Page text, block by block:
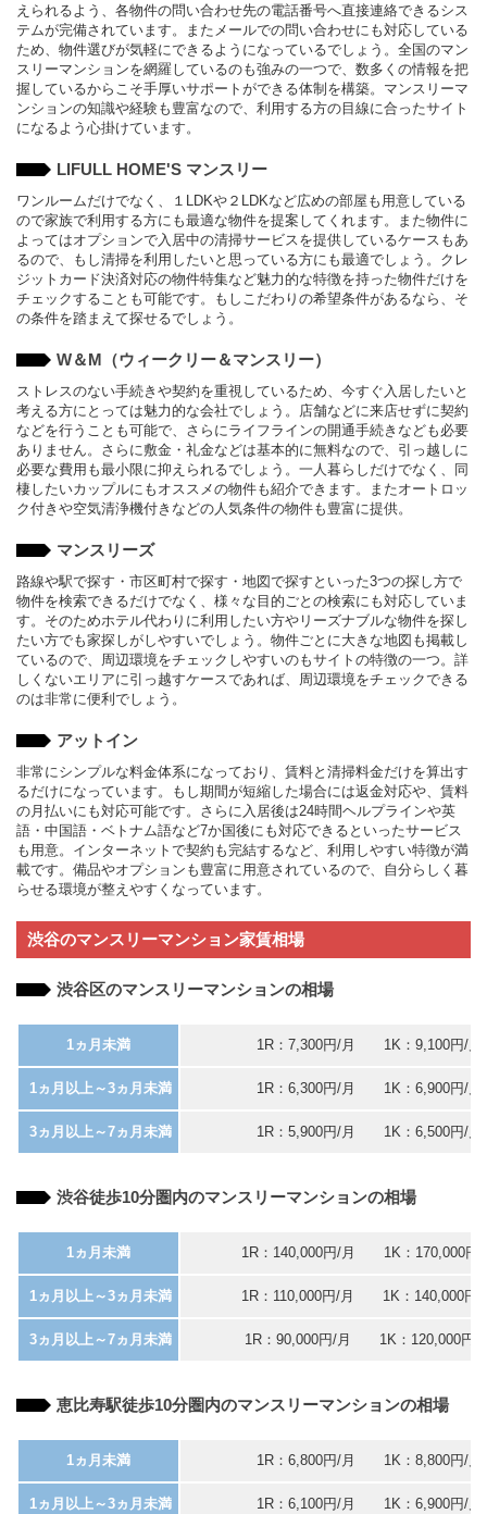
えられるよう、各物件の問い合わせ先の電話番号へ直接連絡できるシス
テムが完備されています。またメールでの問い合わせにも対応している
ため、物件選びが気軽にできるようになっているでしょう。全国のマン
スリーマンションを網羅しているのも強みの一つで、数多くの情報を把
握しているからこそ手厚いサポートができる体制を構築。マンスリーマ
ンションの知識や経験も豊富なので、利用する方の目線に合ったサイト
になるよう心掛けています。
LIFULL HOME'S マンスリー
ワンルームだけでなく、１LDKや２LDKなど広めの部屋も用意している
ので家族で利用する方にも最適な物件を提案してくれます。また物件に
よってはオプションで入居中の清掃サービスを提供しているケースもあ
るので、もし清掃を利用したいと思っている方にも最適でしょう。クレ
ジットカード決済対応の物件特集など魅力的な特徴を持った物件だけを
チェックすることも可能です。もしこだわりの希望条件があるなら、そ
の条件を踏まえて探せるでしょう。
W＆M（ウィークリー＆マンスリー）
ストレスのない手続きや契約を重視しているため、今すぐ入居したいと
考える方にとっては魅力的な会社でしょう。店舗などに来店せずに契約
などを行うことも可能で、さらにライフラインの開通手続きなども必要
ありません。さらに敷金・礼金などは基本的に無料なので、引っ越しに
必要な費用も最小限に抑えられるでしょう。一人暮らしだけでなく、同
棲したいカップルにもオススメの物件も紹介できます。またオートロッ
ク付きや空気清浄機付きなどの人気条件の物件も豊富に提供。
マンスリーズ
路線や駅で探す・市区町村で探す・地図で探すといった3つの探し方で
物件を検索できるだけでなく、様々な目的ごとの検索にも対応していま
す。そのためホテル代わりに利用したい方やリーズナブルな物件を探し
たい方でも家探しがしやすいでしょう。物件ごとに大きな地図も掲載し
ているので、周辺環境をチェックしやすいのもサイトの特徴の一つ。詳
しくないエリアに引っ越すケースであれば、周辺環境をチェックできる
のは非常に便利でしょう。
アットイン
非常にシンプルな料金体系になっており、賃料と清掃料金だけを算出す
るだけになっています。もし期間が短縮した場合には返金対応や、賃料
の月払いにも対応可能です。さらに入居後は24時間ヘルプラインや英
語・中国語・ベトナム語など7か国後にも対応できるといったサービス
も用意。インターネットで契約も完結するなど、利用しやすい特徴が満
載です。備品やオプションも豊富に用意されているので、自分らしく暮
らせる環境が整えやすくなっています。
渋谷のマンスリーマンション家賃相場
渋谷区のマンスリーマンションの相場
1ヵ月未満 1R：7,300円/月 1K：9,100円/月
1ヵ月以上～3ヵ月未満 1R：6,300円/月 1K：6,900円/月
3ヵ月以上～7ヵ月未満 1R：5,900円/月 1K：6,500円/月
渋谷徒歩10分圏内のマンスリーマンションの相場
1ヵ月未満 1R：140,000円/月 1K：170,000円/
1ヵ月以上～3ヵ月未満 1R：110,000円/月 1K：140,000円/
3ヵ月以上～7ヵ月未満 1R：90,000円/月 1K：120,000円/
恵比寿駅徒歩10分圏内のマンスリーマンションの相場
1ヵ月未満 1R：6,800円/月 1K：8,800円/月
1ヵ月以上～3ヵ月未満 1R：6,100円/月 1K：6,900円/月